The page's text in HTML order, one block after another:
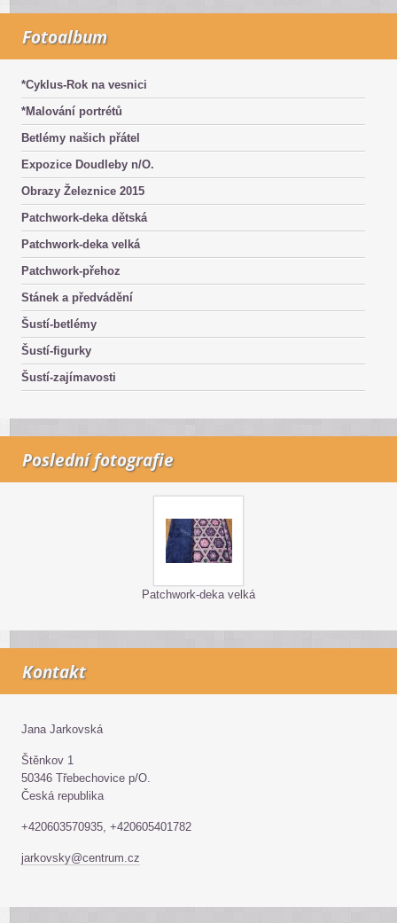
Fotoalbum
*Cyklus-Rok na vesnici
*Malování portrétů
Betlémy našich přátel
Expozice Doudleby n/O.
Obrazy Železnice 2015
Patchwork-deka dětská
Patchwork-deka velká
Patchwork-přehoz
Stánek a předvádění
Šustí-betlémy
Šustí-figurky
Šustí-zajímavosti
Poslední fotografie
Patchwork-deka velká
Kontakt
Jana Jarkovská
Štěnkov 1
50346 Třebechovice p/O.
Česká republika
+420603570935, +420605401782
jarkovsky@centrum.cz